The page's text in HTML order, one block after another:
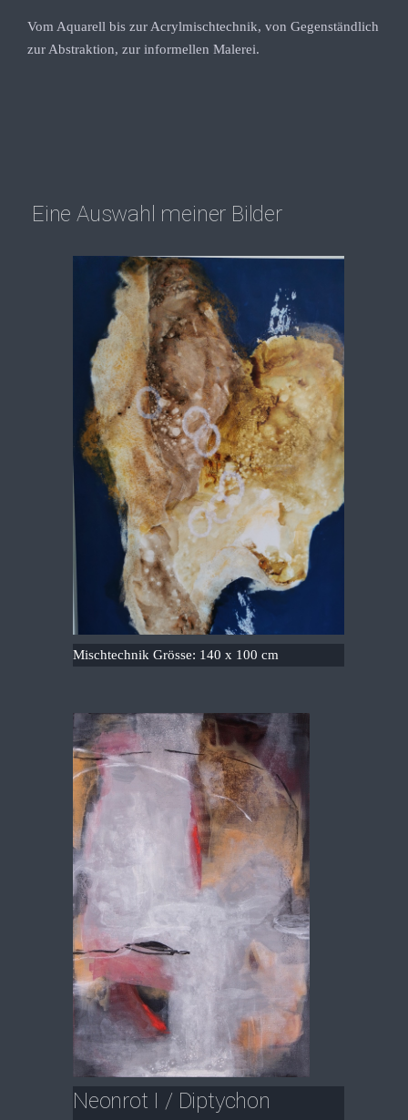
Vom Aquarell bis zur Acrylmischtechnik, von Gegenständlich
zur Abstraktion, zur informellen Malerei.
Eine Auswahl meiner Bilder
Mischtechnik Grösse: 140 x 100 cm
Neonrot I / Diptychon